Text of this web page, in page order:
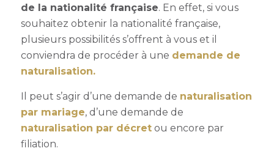
de la nationalité française. En effet, si vous
souhaitez obtenir la nationalité française,
plusieurs possibilités s’offrent à vous et il
conviendra de procéder à une demande de
naturalisation.
Il peut s’agir d’une demande de naturalisation
par mariage, d’une demande de
naturalisation par décretou encore par
filiation.